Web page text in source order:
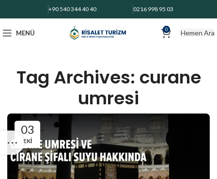
+90 540 344 40 40 0216 998 95 03
MENÜ 0 Hemen Ara
Tag Archives: curane
umresi
03
EKI